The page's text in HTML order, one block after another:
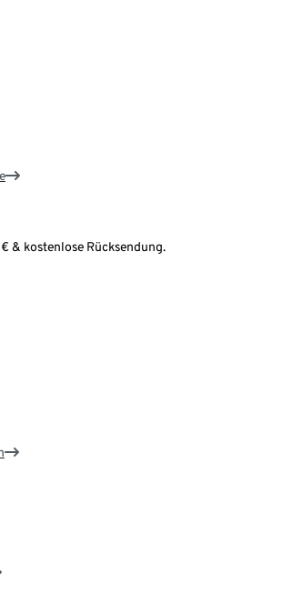
& kostenlose Rücksendung.